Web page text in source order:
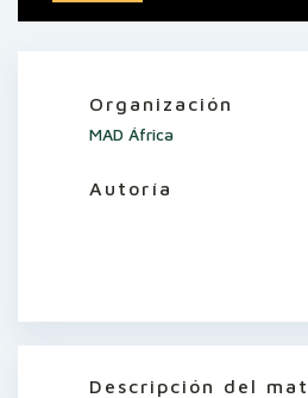
Organización
MAD África
Autoría
Descripción del